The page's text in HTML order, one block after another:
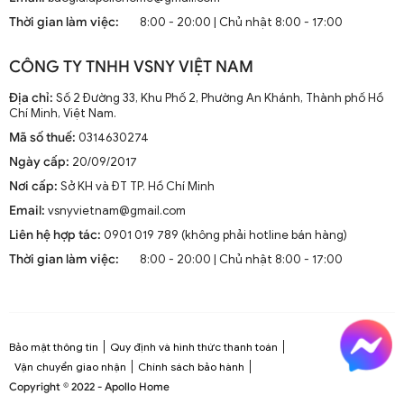
với không gian và nhu cầu của bạn là rất quan trọng.
2.1. Chất Liệu Phù Hợp
Đèn tường ngoài trời thường phải đối mặt với những điều kiện thời
tiết khắc nghiệt như mưa, bụi, và nhiệt độ cao. Do đó, lựa chọn
chất liệu bền bỉ là một yếu tố quan trọng. Một số chất liệu phổ biến
cho đèn tường ngoài trời bao gồm nhôm đúc, thép không gỉ, và
nhựa chịu nhiệt.
2.2. Đa Dạng Kiểu Dáng
Đèn treo:Thường được sử dụng trong các không gian rộng
Đèn ốp:Với thiết kế ấn tượng, đèn ốp thường được sử dụng
cho các bức tường có diện tích lớn, tạo nên điểm nhấn đặc
biệt cho thiết kế ngoại thất.
Thời gian làm việc:
8:00 - 20:00 | Chủ nhật 8:00 - 17:00
CÔNG TY TNHH VSNY VIỆT NAM
Địa chỉ: Số 2 Đường 33, Khu Phố 2, Phường An Khánh, Thành phố Hồ
Chí Minh, Việt Nam.
Mã số thuế: 0314630274
Ngày cấp: 20/09/2017
Nơi cấp: Sở KH và ĐT TP. Hồ Chí Minh
Email: vsnyvietnam@gmail.com
Liên hệ hợp tác: 0901 019 789 (không phải hotline bán hàng)
Thời gian làm việc:
8:00 - 20:00 | Chủ nhật 8:00 - 17:00
Bảo mật thông tin
Quy định và hình thức thanh toán
Vận chuyển giao nhận
Chính sách bảo hành
Copyright © 2022 - Apollo Home